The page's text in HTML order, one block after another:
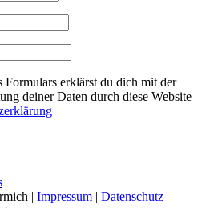
Formulars erklärst du dich mit der
deiner Daten durch diese Website
| Impressum | Datenschutz